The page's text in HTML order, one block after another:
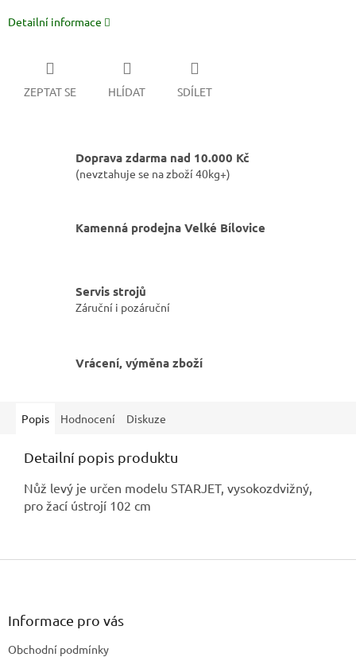
Detailní informace
ZEPTAT SE HLÍDAT SDÍLET
Doprava zdarma nad 10.000 Kč
(nevztahuje se na zboží 40kg+)
Kamenná prodejna Velké Bílovice
Servis strojů
Záruční i pozáruční
Vrácení, výměna zboží
Popis Hodnocení Diskuze
Detailní popis produktu
Nůž levý je určen modelu STARJET, vysokozdvižný,
pro žací ústrojí 102 cm
Z
Informace pro vás
Obchodní podmínky